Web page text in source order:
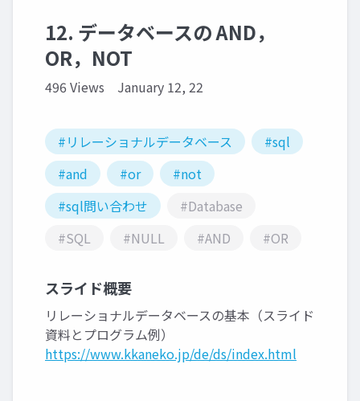
12. データベースの AND，
OR，NOT
496 Views January 12, 22
#リレーショナルデータベース
#sql
#and
#or
#not
#sql問い合わせ
#Database
#SQL
#NULL #AND #OR
スライド概要
リレーショナルデータベースの基本（スライド
資料とプログラム例）
https://www.kkaneko.jp/de/ds/index.html